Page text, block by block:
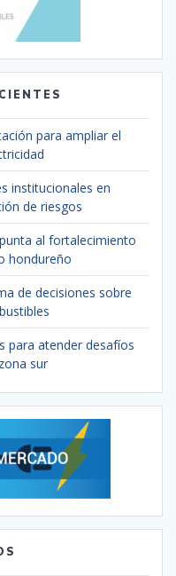
para ampliar el
institucionales en
de riesgos
al fortalecimiento
hondureño
de decisiones sobre
para atender desafíos
sur